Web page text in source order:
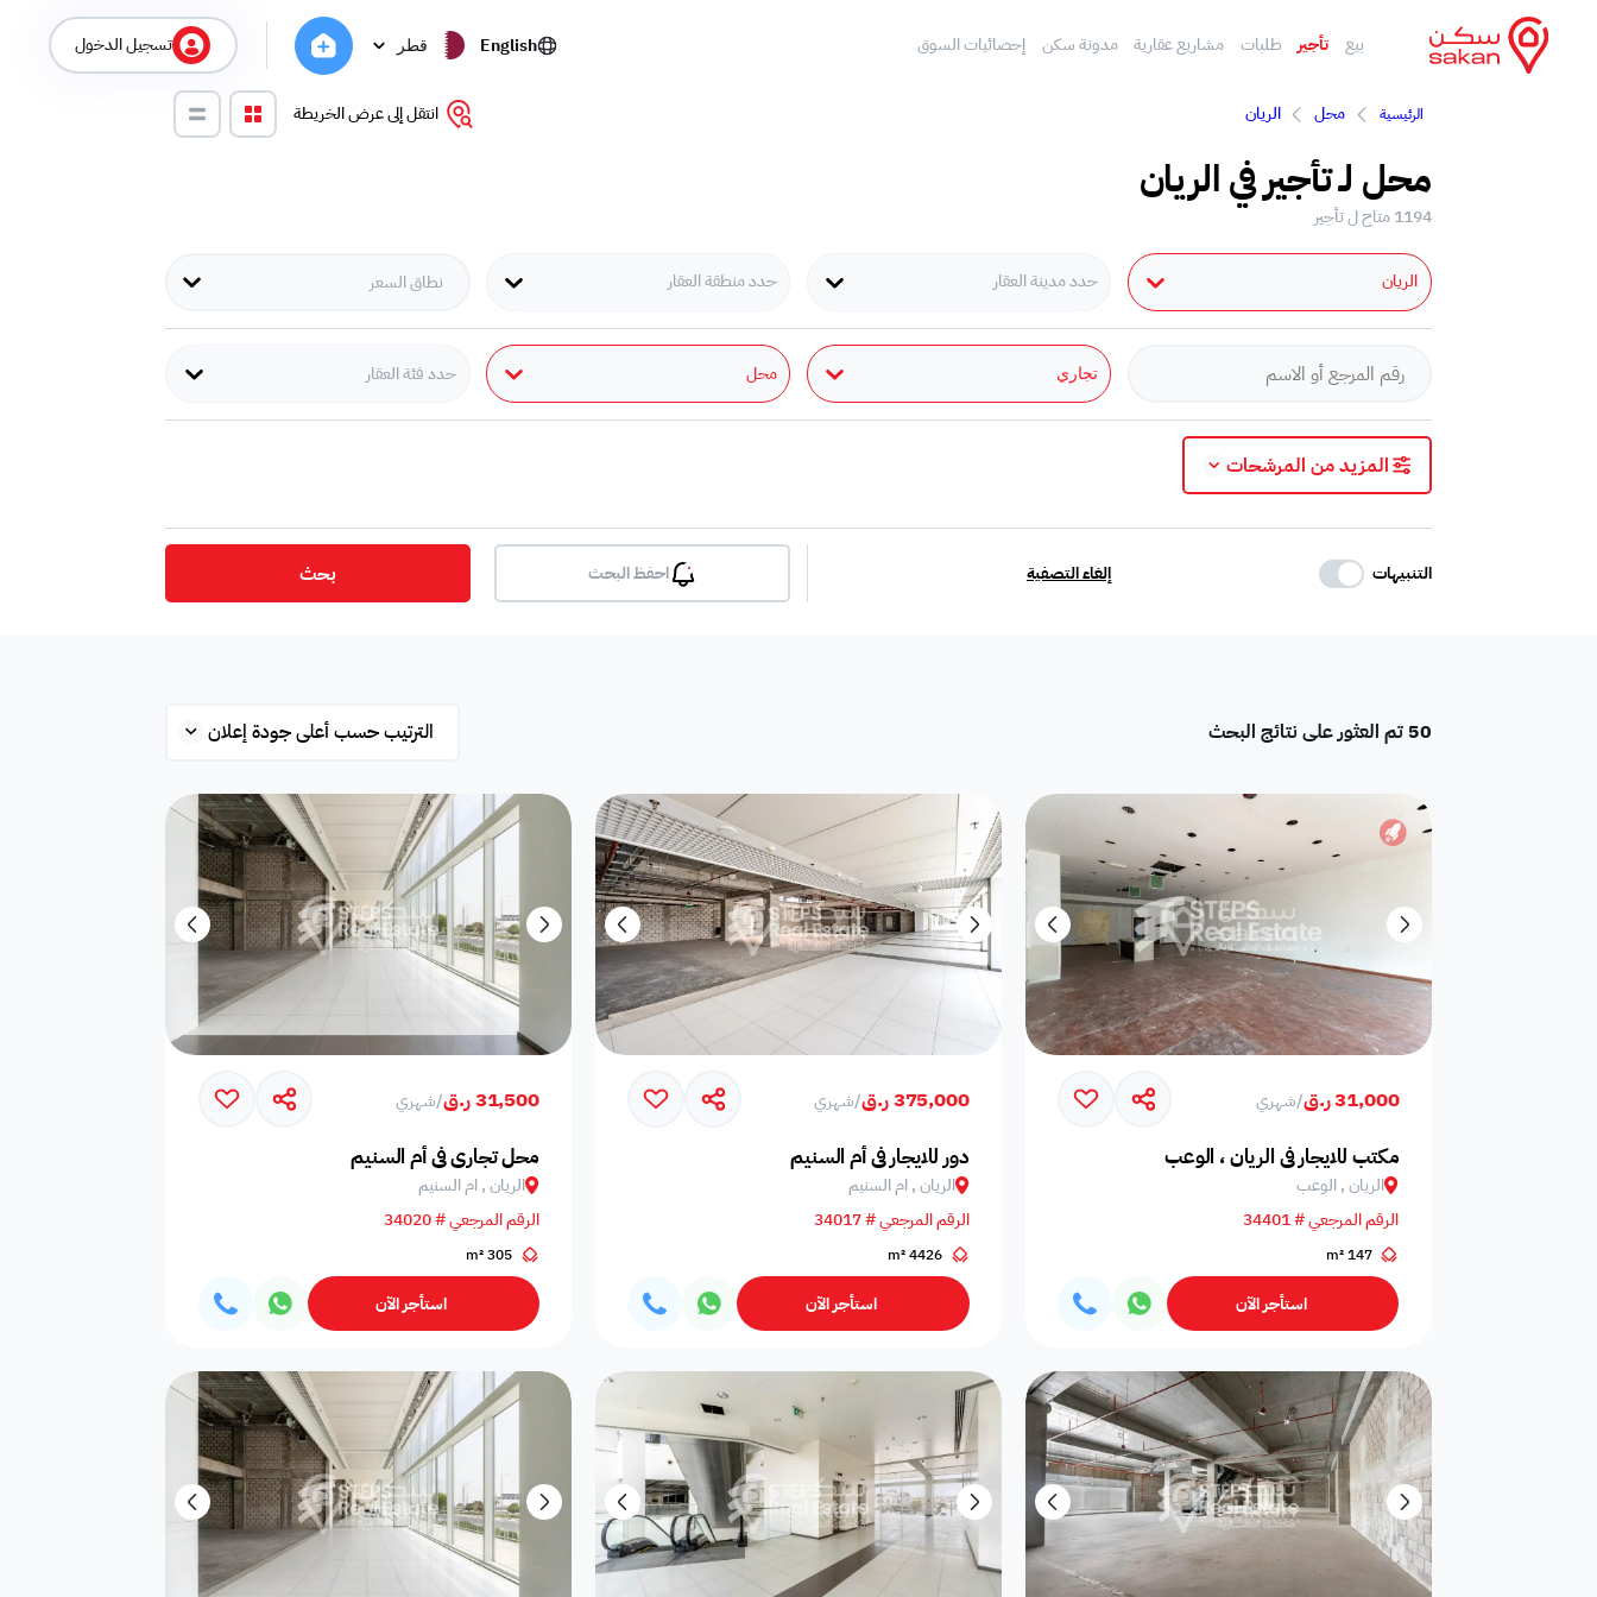
بيع تأجير طلبات مشاريع عقارية مدونة سكن إحصائيات السوق English قطر تسجيل الدخول
الرئيسية محل الريان انتقل إلى عرض الخريطة
محل لـ تأجير في الريان
1194 متاح ل تأجير
الريان حدد مدينة العقار حدد منطقة العقار
تجاري محل حدد فئة العقار
المزيد من المرشحات
حدد وسائل الراحة
أرض سكنية أرض استثمارية فيلا شقة فيلا مستقلة محطة بانزين شقق فندقية فيلا فاخرة
تاون هاوس بيت فيلا ثنائية معرض / محل مبنى تجاري مفروشة جزئي
مصاعد صيانة المستشفى القريب
حديقة قريبة صيدلية قريبة المدرسة القريبة
الحيوانات الأليفة
غرفة الصلاة مسبح خاص استقبال الأقمار الصناعية طقم الحراسه مصاعد الخدمة
مناطق التخزين منظر
التخلص من
النفايات
عوائل فقط عزاب و عوائل المسافرين اصنصير - مصاعد مسبح عام للنساء اطلاله على البحر
التنبيهات إلغاء التصفية احفظ البحث بحث
50 تم العثور على نتائج البحث
31,000 ر.ق /شهري
مكتب للايجار في الريان ، الوعب
الريان , الوعب
الرقم المرجعي # 34401
147 m²
استأجر الآن
375,000 ر.ق /شهري
دور للايجار في أم السنيم
الريان , ام السنيم
الرقم المرجعي # 34017
4426 m²
استأجر الآن
31,500 ر.ق /شهري
محل تجاري في أم السنيم
الريان , ام السنيم
الرقم المرجعي # 34020
305 m²
استأجر الآن